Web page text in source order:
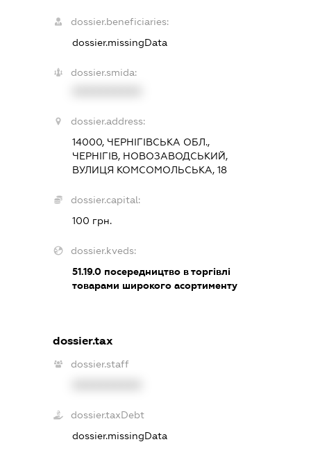
dossier.beneficiaries:
dossier.missingData
dossier.smida:
dossier.address:
14000, ЧЕРНІГІВСЬКА ОБЛ.,
ЧЕРНІГІВ, НОВОЗАВОДСЬКИЙ,
ВУЛИЦЯ КОМСОМОЛЬСЬКА, 18
dossier.capital:
100 грн.
dossier.kveds:
51.19.0 посередництво в торгівлі
товарами широкого асортименту
dossier.tax
dossier.staff
dossier.taxDebt
dossier.missingData